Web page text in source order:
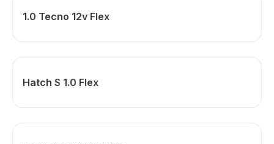
1.0 Tecno 12v Flex
Hatch S 1.0 Flex